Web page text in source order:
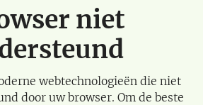
niet
webtechnologieën die niet
door uw browser. Om de beste